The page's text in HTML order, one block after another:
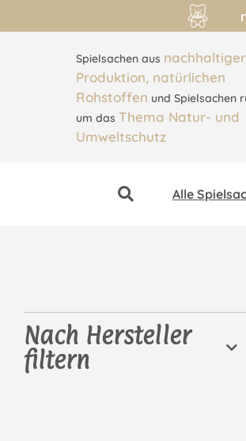
Spielsachen aus nachhaltiger
Produktion, natürlichen
Rohstoffen und Spielsachen
um das Thema Natur- und
Umweltschutz
Alle
Nach Hersteller
filtern